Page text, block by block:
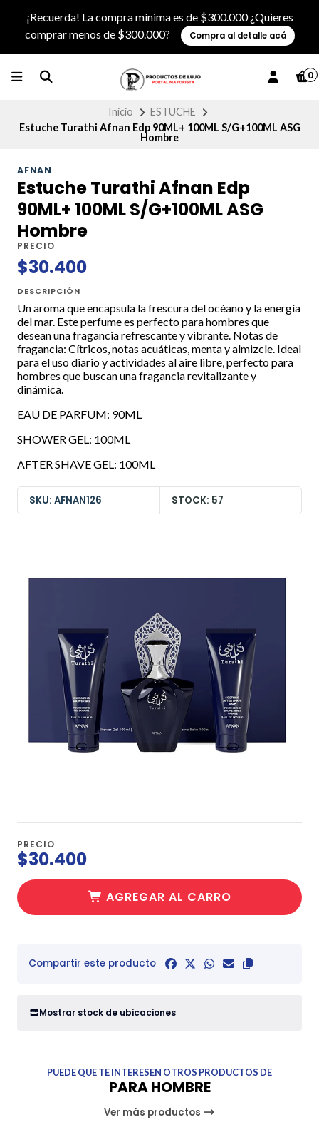
¡Recuerda! La compra mínima es de $300.000 ¿Quieres
comprar menos de $300.000?
Compra al detalle acá
0
Inicio
ESTUCHE
Estuche Turathi Afnan Edp 90ML+ 100ML S/G+100ML ASG
Hombre
AFNAN
Estuche Turathi Afnan Edp
90ML+ 100ML S/G+100ML ASG
Hombre
PRECIO
$30.400
DESCRIPCIÓN
Un aroma que encapsula la frescura del océano y la energía
del mar. Este perfume es perfecto para hombres que
desean una fragancia refrescante y vibrante. Notas de
fragancia: Cítricos, notas acuáticas, menta y almizcle. Ideal
para el uso diario y actividades al aire libre, perfecto para
hombres que buscan una fragancia revitalizante y
dinámica.
EAU DE PARFUM: 90ML
SHOWER GEL: 100ML
AFTER SHAVE GEL: 100ML
SKU: AFNAN126 STOCK: 57
PRECIO
$30.400
AGREGAR AL CARRO
Compartir este producto
Mostrar stock de ubicaciones
PUEDE QUE TE INTERESEN OTROS PRODUCTOS DE
PARA HOMBRE
Ver más productos